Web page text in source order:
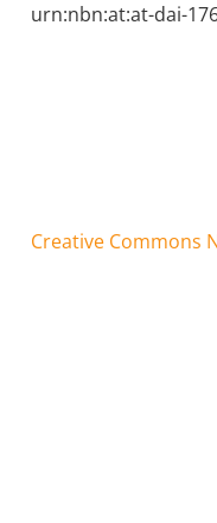
urn:nbn:at:at-dai-
Creative Commons